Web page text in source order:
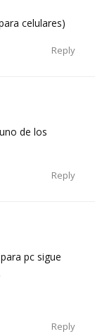
celulares)
Reply
de los
Reply
pc sigue
Reply